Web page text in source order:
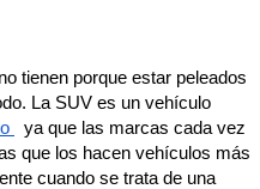
tienen porque estar peleados
La SUV es un vehículo
ya que las marcas cada vez
que los hacen vehículos más
cuando se trata de una